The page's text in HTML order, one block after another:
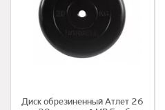
Диск обрезиненный Атлет 26